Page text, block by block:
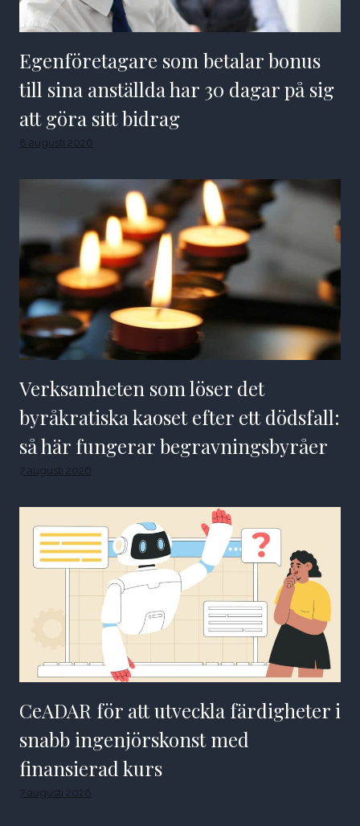
Egenföretagare som betalar bonus
till sina anställda har 30 dagar på sig
att göra sitt bidrag
8 augusti 2026
Verksamheten som löser det
byråkratiska kaoset efter ett dödsfall:
så här fungerar begravningsbyråer
7 augusti 2026
CeADAR för att utveckla färdigheter i
snabb ingenjörskonst med
finansierad kurs
7 augusti 2026